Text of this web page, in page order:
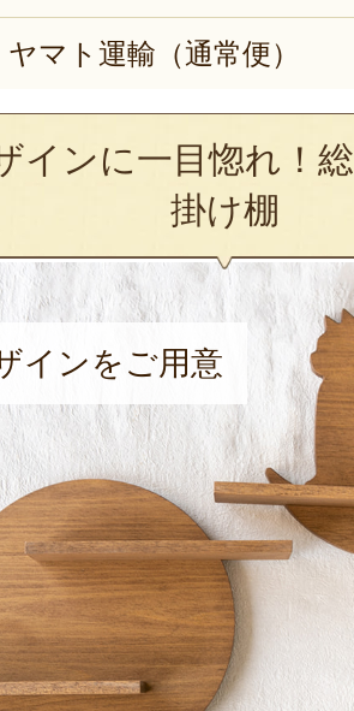
ヤマト運輸（通常便）
インに一目惚れ！
掛け棚
インをご用意